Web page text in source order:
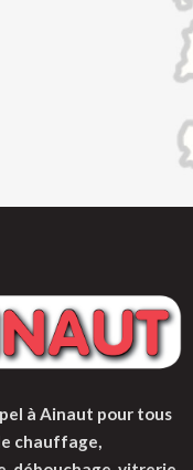
à Ainaut pour tous
chauffage,